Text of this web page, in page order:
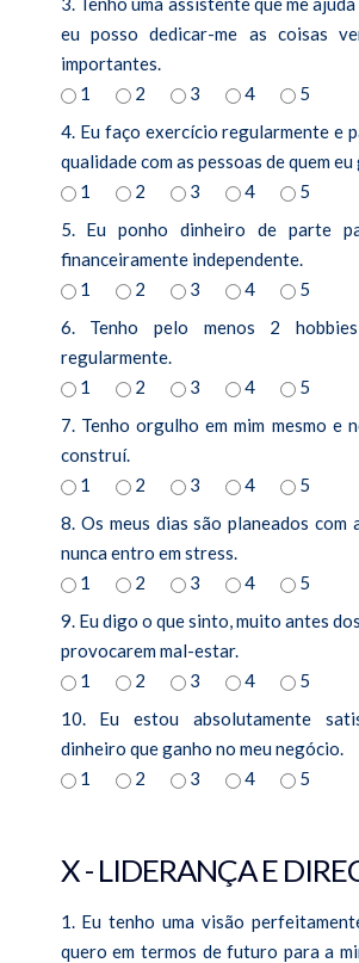
eu posso dedicar-me as coisas
importantes.
1
2 3 4
5
4. Eu faço exercício regularmente e
qualidade com as pessoas de quem
1
2 3 4
5
5. Eu ponho dinheiro de parte
financeiramente independente.
1
2 3 4
5
6. Tenho pelo menos 2
regularmente.
1
2 3 4
5
7. Tenho orgulho em mim mesmo e
construí.
1
2 3 4
5
8. Os meus dias são planeados com
nunca entro em stress.
1
2 3 4
5
9. Eu digo o que sinto, muito antes
provocarem mal-estar.
1
2 3 4
5
10. Eu estou absolutamente
dinheiro que ganho no meu negócio.
1
2 3 4 5
X - LIDERANÇA E
1. Eu tenho uma visão
quero em termos de futuro para a